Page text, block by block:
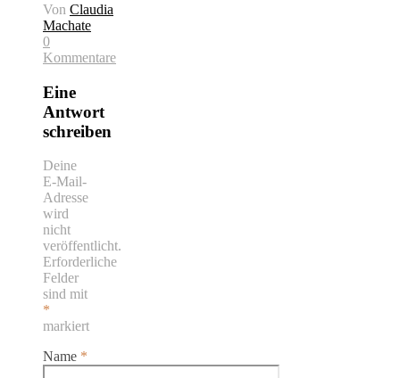
Von Claudia
Machate
0
Kommentare
Eine
Antwort
schreiben
Deine
E-Mail-
Adresse
wird
nicht
veröffentlicht.
Erforderliche
Felder
sind mit
*
markiert
Name *